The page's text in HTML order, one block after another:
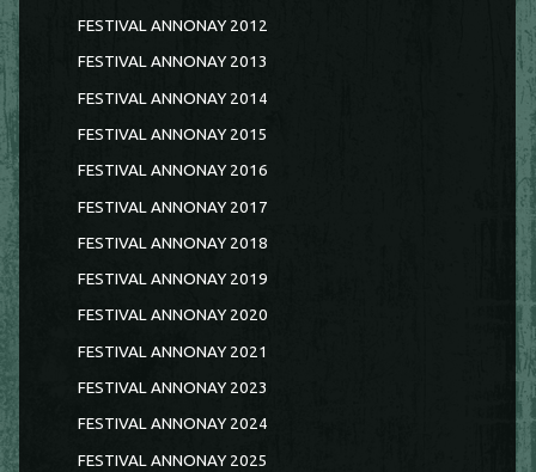
FESTIVAL ANNONAY 2012
FESTIVAL ANNONAY 2013
FESTIVAL ANNONAY 2014
FESTIVAL ANNONAY 2015
FESTIVAL ANNONAY 2016
FESTIVAL ANNONAY 2017
FESTIVAL ANNONAY 2018
FESTIVAL ANNONAY 2019
FESTIVAL ANNONAY 2020
FESTIVAL ANNONAY 2021
FESTIVAL ANNONAY 2023
FESTIVAL ANNONAY 2024
FESTIVAL ANNONAY 2025